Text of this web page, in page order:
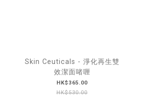
Skin Ceuticals - 淨化再生雙
效潔面啫喱
HK$365.00
HK$530.00